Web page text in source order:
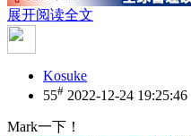
展开阅读全文
Kosuke
55# 2022-12-24 19:25:46
Mark一下！